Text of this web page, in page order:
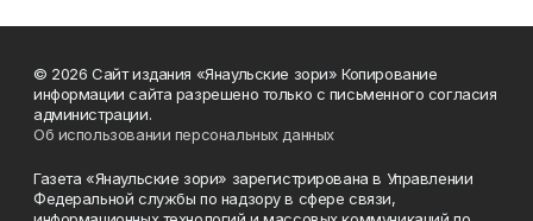
© 2026 Сайт издания «Янаульские зори» Копирование
информации сайта разрешено только с письменного согласия
администрации.
Об использовании персональных данных
Газета «Янаульские зори» зарегистрирована в Управлении
Федеральной службы по надзору в сфере связи,